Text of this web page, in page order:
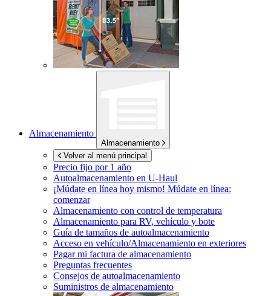
Almacenamiento
Almacenamiento
Volver al menú principal
Precio fijo por 1 año
Autoalmacenamiento en U-Haul
¡Múdate en línea hoy mismo! Múdate en línea:
comenzar
Almacenamiento con control de temperatura
Almacenamiento para RV, vehículo y bote
Guía de tamaños de autoalmacenamiento
Acceso en vehículo/Almacenamiento en exteriores
Pagar mi factura de almacenamiento
Preguntas frecuentes
Consejos de autoalmacenamiento
Suministros de almacenamiento